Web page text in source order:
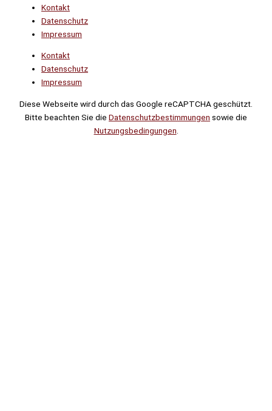
Kontakt
Datenschutz
Impressum
Kontakt
Datenschutz
Impressum
Diese Webseite wird durch das Google reCAPTCHA geschützt.
Bitte beachten Sie die Datenschutzbestimmungen sowie die
Nutzungsbedingungen